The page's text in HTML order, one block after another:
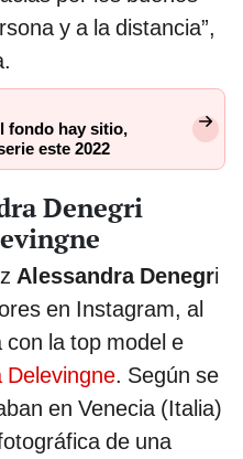
y a la distancia”,
fondo hay sitio,
este 2022
Denegri
Alessandra Denegri
en Instagram, al
la top model e
Delevingne. Según se
en Venecia (Italia)
de una